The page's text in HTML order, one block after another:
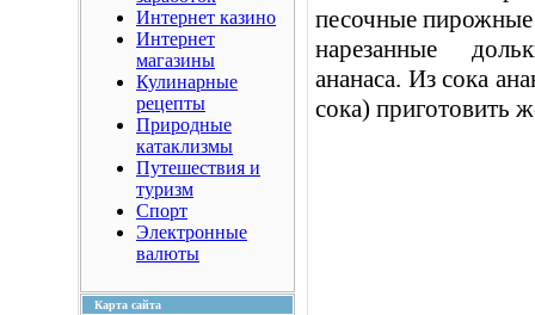
Интернет казино
Интернет
магазины
Кулинарные
рецепты
Природные
катаклизмы
Путешествия и
туризм
Спорт
Электронные
валюты
Карта сайта
песочные
нарезанные
ананаса. Из сока
сока) приготовить